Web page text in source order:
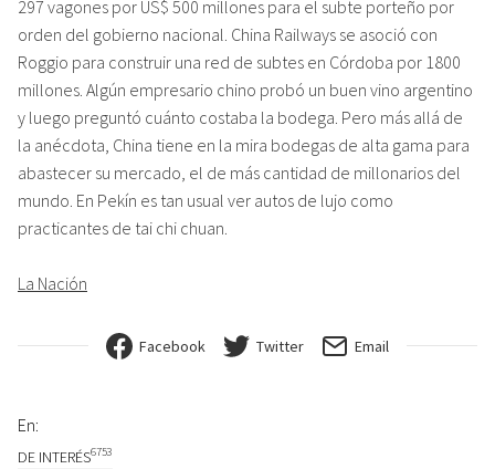
297 vagones por US$ 500 millones para el subte porteño por
orden del gobierno nacional. China Railways se asoció con
Roggio para construir una red de subtes en Córdoba por 1800
millones. Algún empresario chino probó un buen vino argentino
y luego preguntó cuánto costaba la bodega. Pero más allá de
la anécdota, China tiene en la mira bodegas de alta gama para
abastecer su mercado, el de más cantidad de millonarios del
mundo. En Pekín es tan usual ver autos de lujo como
practicantes de tai chi chuan.
La Nación
Facebook Twitter Email
En:
DE INTERÉS6753